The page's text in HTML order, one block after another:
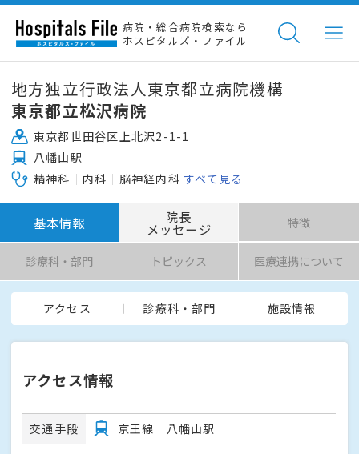
病院・総合病院検索なら
ホスピタルズ・ファイル
地方独立行政法人東京都立病院機構
東京都立松沢病院
東京都世田谷区上北沢2-1-1
八幡山駅
精神科
内科 脳神経内科 すべて見る
基本情報 院長
メッセージ 特徴
診療科・部門 トピックス 医療連携について
アクセス 診療科・部門 施設情報
アクセス情報
交通手段 京王線 八幡山駅